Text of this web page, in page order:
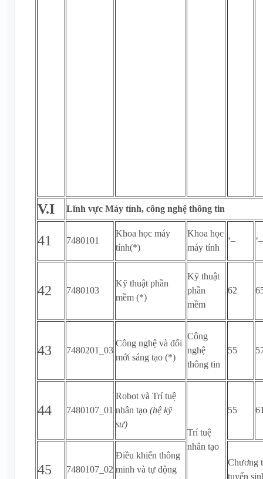
V.I Lĩnh vực Máy tính, công nghệ thông tin
41 7480101
Khoa học máy
tính(*)
Khoa học
máy tính
‘– ‘–
42 7480103
Kỹ thuật phần
mềm (*)
Kỹ thuật
phần
mềm
62
43 7480201_03
Công nghệ và đổi
mới sáng tạo (*)
Công
nghệ
thông tin
55
44 7480107_01
Robot và Trí tuệ
nhân tạo (hệ kỹ
sư)
Trí tuệ
nhân tạo
55
45 7480107_02
Điều khiển thông
minh và tự động
Chương
tuyển